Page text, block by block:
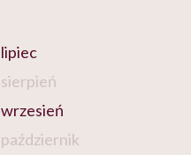
lipiec
sierpień
wrzesień
październik